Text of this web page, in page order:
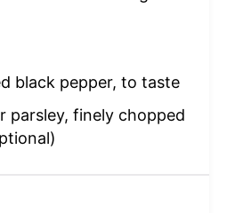
black pepper, to taste
parsley, finely chopped